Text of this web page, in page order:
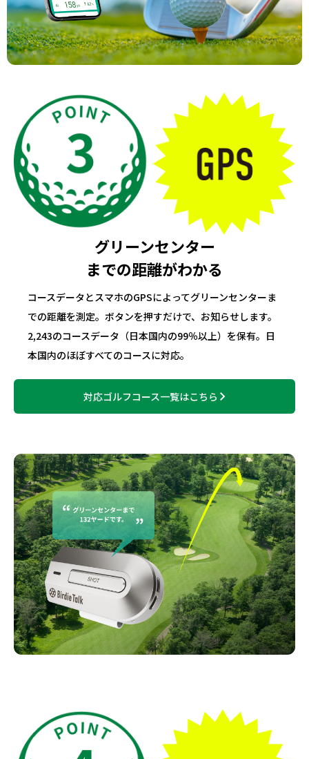
グリーンセンター
までの距離がわかる
コースデータとスマホのGPSによってグリーンセンターま
での距離を測定。ボタンを押すだけで、お知らせします。
2,243のコースデータ（日本国内の99％以上）を保有。日
本国内のほぼすべてのコースに対応。
対応ゴルフコース一覧はこちら